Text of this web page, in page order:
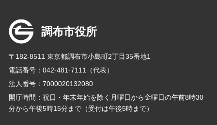
調布市役所
〒182-8511 東京都調布市小島町2丁目35番地1
電話番号：042-481-7111（代表）
法人番号：7000020132080
開庁時間：祝日・年末年始を除く月曜日から金曜日の午前8時30
分から午後5時15分まで（受付は午後5時まで）